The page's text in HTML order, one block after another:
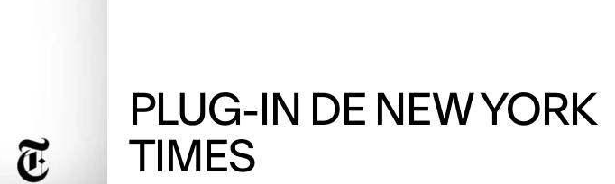
PLUG-IN DE NEW YORK
TIMES